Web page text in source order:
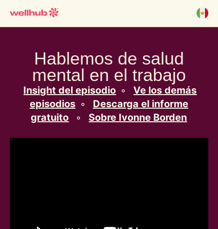
Hablemos de salud
mental en el trabajo
Insight del episodio ◦Ve los demás
episodios◦ Descarga el informe
gratuito ◦ Sobre Ivonne Borden